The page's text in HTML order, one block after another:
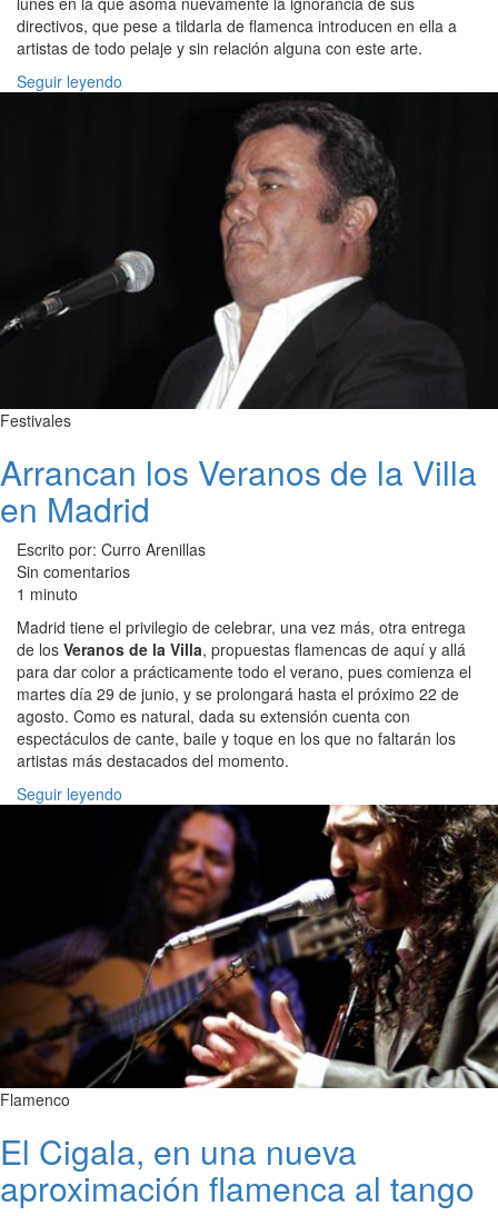
directivos, que pese a tildarla de flamenca introducen en ella a
artistas de todo pelaje y sin relación alguna con este arte.
Seguir leyendo
Festivales
Arrancan los Veranos de la Villa
en Madrid
Escrito por: Curro Arenillas
Sin comentarios
1 minuto
Madrid tiene el privilegio de celebrar, una vez más, otra entrega
de los Veranos de la Villa, propuestas flamencas de aquí y allá
para dar color a prácticamente todo el verano, pues comienza el
martes día 29 de junio, y se prolongará hasta el próximo 22 de
agosto. Como es natural, dada su extensión cuenta con
espectáculos de cante, baile y toque en los que no faltarán los
artistas más destacados del momento.
Seguir leyendo
Flamenco
El Cigala, en una nueva
aproximación flamenca al tango